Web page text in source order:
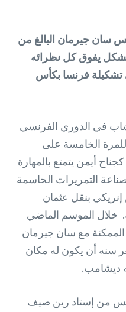
سان جيرمان البالغ من
بشكل يفوق كل نظرائه
فرنسا بكأس
في الدوري الفرنسي
الخامسة على
أيمن يتمتع بالمهارة
التمريرات الحاسمة
بنقل عثمان
خلال الموسم الماضي
مع سان جيرمان
سنه أن يكون له مكان
ديشامب.
من إستاد رين صيف